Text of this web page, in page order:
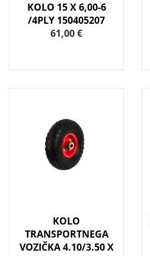
KOLO 15 X 6,00-6
/4PLY 150405207
61,00 €
KOLO
TRANSPORTNEGA
VOZIČKA 4.10/3.50 X